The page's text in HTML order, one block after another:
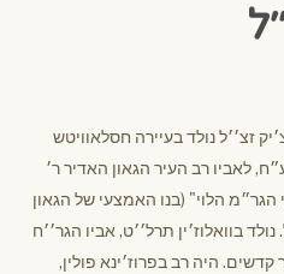
זצ׳׳ל נולד בעיירה חסלאוויטש
לאביו רב העיר הגאון האדיר ר׳
הגר״מ הלוי" (בנו האמצעי של הגאון
בוואלוז׳ין תרל׳׳ט, אביו הגר׳׳ח
היה רב בפרוז׳ינא פולין,